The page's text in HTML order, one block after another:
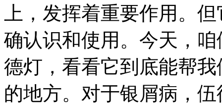
上，发挥着重要作用。
确认识和使用。今天，
德灯，看看它到底能帮
的地方。对于银屑病，